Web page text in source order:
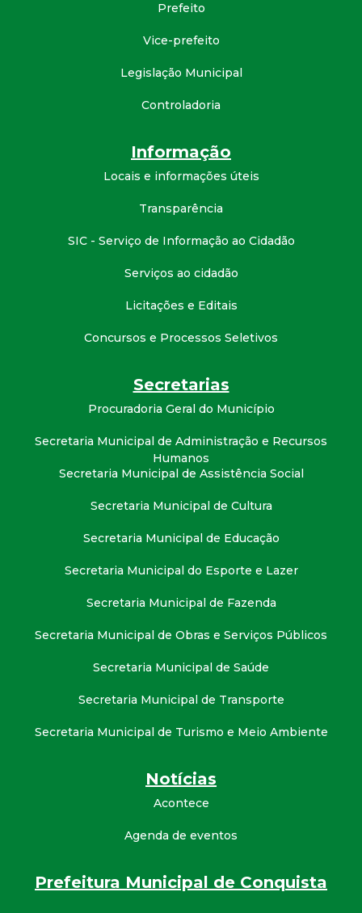
Prefeito
Vice-prefeito
Legislação Municipal
Controladoria
Informação
Locais e informações úteis
Transparência
SIC - Serviço de Informação ao Cidadão
Serviços ao cidadão
Licitações e Editais
Concursos e Processos Seletivos
Secretarias
Procuradoria Geral do Município
Secretaria Municipal de Administração e Recursos
Humanos
Secretaria Municipal de Assistência Social
Secretaria Municipal de Cultura
Secretaria Municipal de Educação
Secretaria Municipal do Esporte e Lazer
Secretaria Municipal de Fazenda
Secretaria Municipal de Obras e Serviços Públicos
Secretaria Municipal de Saúde
Secretaria Municipal de Transporte
Secretaria Municipal de Turismo e Meio Ambiente
Notícias
Acontece
Agenda de eventos
Prefeitura Municipal de Conquista